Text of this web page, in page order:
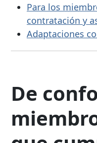
Para los
contratación y
Adaptaciones
De